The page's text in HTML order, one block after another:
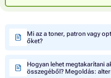
Mi az a toner, patron vagy
őket?
Hogyan lehet megtakarítani
összegéből? Megoldás: